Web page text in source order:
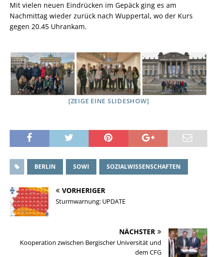
Mit vielen neuen Eindrücken im Gepäck ging es am
Nachmittag wieder zurück nach Wuppertal, wo der Kurs
gegen 20.45 Uhrankam.
[ZEIGE EINE SLIDESHOW]
BERLIN SOWI SOZIALWISSENSCHAFTEN
VORHERIGER
Sturmwarnung: UPDATE
NÄCHSTER
Kooperation zwischen Bergischer Universität und
dem CFG